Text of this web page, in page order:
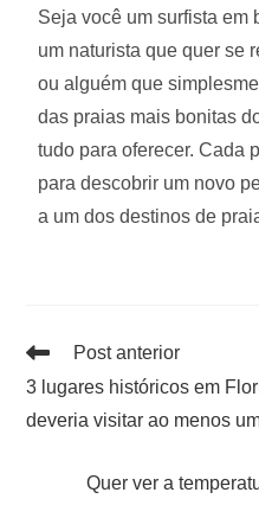
Seja você um surfista em
um naturista que quer se
ou alguém que
das praias mais bonitas
tudo para oferecer. Cada
para descobrir um novo
a um dos destinos de
Post anterior
3 lugares históricos em
deveria visitar ao menos
Quer ver a